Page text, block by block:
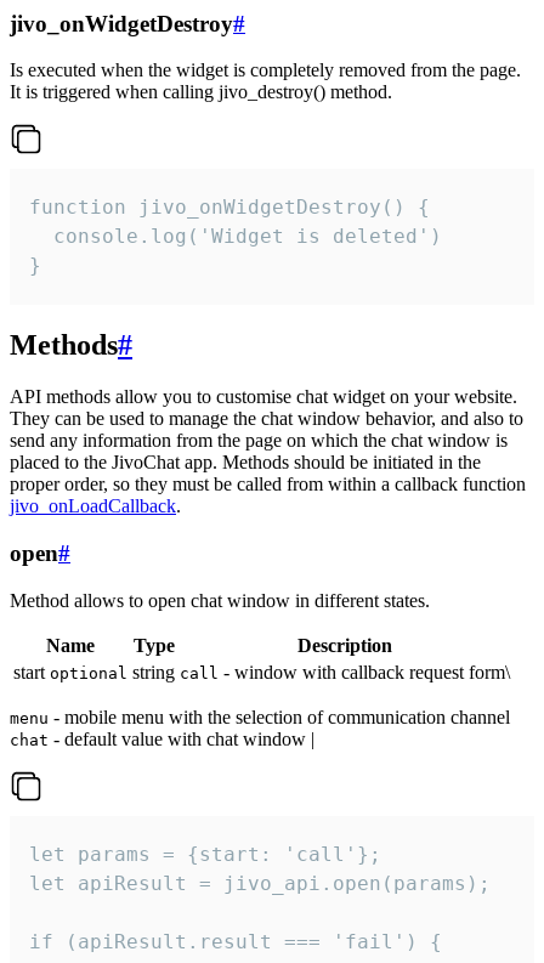
jivo_onWidgetDestroy#
Is executed when the widget is completely removed from the page.
It is triggered when calling jivo_destroy() method.
function jivo_onWidgetDestroy() {
  console.log('Widget is deleted')
}
Methods#
API methods allow you to customise chat widget on your website.
They can be used to manage the chat window behavior, and also to
send any information from the page on which the chat window is
placed to the JivoChat app. Methods should be initiated in the
proper order, so they must be called from within a callback function
jivo_onLoadCallback.
open#
Method allows to open chat window in different states.
Name Type
Description
start optional string call - window with callback request form\
menu - mobile menu with the selection of communication channel
chat - default value with chat window |
let params = {start: 'call'};
let apiResult = jivo_api.open(params);
if (apiResult.result === 'fail') {